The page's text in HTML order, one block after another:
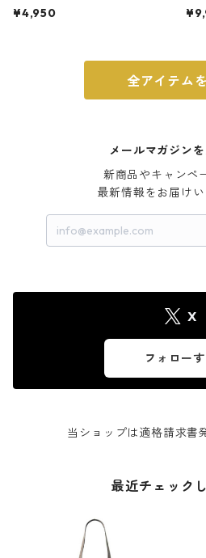
ト 3号 ブラック
¥4,950
m
全アイテム
メールマガジン
新商品やキャンペ
最新情報をお届けい
X
フォローす
当ショップは適格請求書
最近チェック